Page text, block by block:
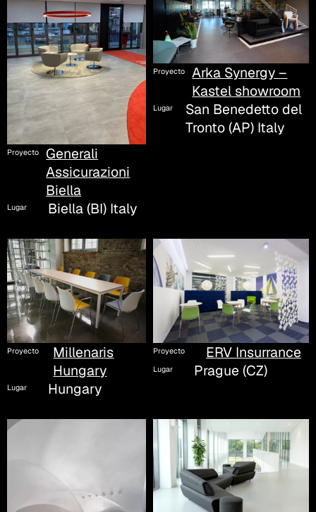
Proyecto
Generali
Assicurazioni
Biella
Lugar Biella (BI) Italy
Proyecto
Arka Synergy –
Kastel showroom
Lugar
San Benedetto del
Tronto (AP) Italy
Proyecto
Millenaris
Hungary
Lugar Hungary
Proyecto ERV Insurrance
Lugar Prague (CZ)